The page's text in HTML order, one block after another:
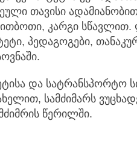
თავისი
კარგი სწავლით.
პედაგოგები,
და სატრანსპორტო
სამძიმარს
წერილში.